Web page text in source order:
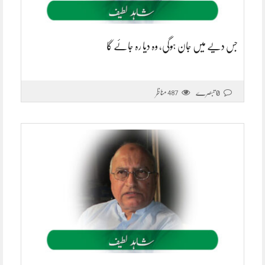
جس دیے میں جان ہوگی، وہ دیا رہ جائے گا
487مناظر